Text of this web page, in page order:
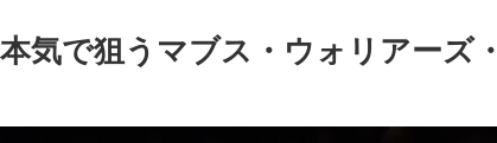
気で狙うマブス・ウォリアーズ・